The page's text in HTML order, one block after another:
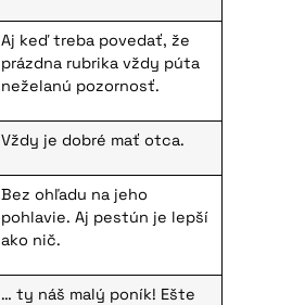
Aj keď treba povedať, že
prázdna rubrika vždy púta
neželanú pozornosť.
Vždy je dobré mať otca.
Bez ohľadu na jeho
pohlavie. Aj pestún je lepší
ako nič.
… ty náš malý poník! Ešte